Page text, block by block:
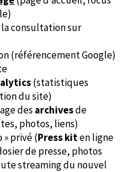
consultation sur
(référencement Google)
(statistiques
du site)
des archivesde
photos, liens)
» privé (Press kiten ligne
de presse, photos
streaming du nouvel